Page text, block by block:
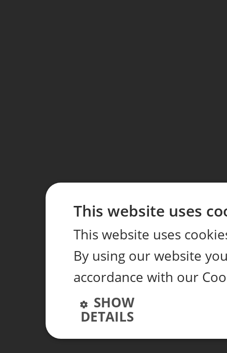
This website uses
This website uses
By using our website
accordance with our
SHOW
DETAILS